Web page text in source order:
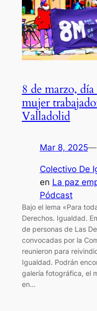
8 de marzo,
mujer
Valladolid
Mar 8, 2025—
Colectivo De
en La paz
Pódcast
Bajo el lema «Para
Derechos. Igualdad.
de personas de Las
convocadas por la
reunieron para
Igualdad. Podrán
galería fotográfica, el
en…